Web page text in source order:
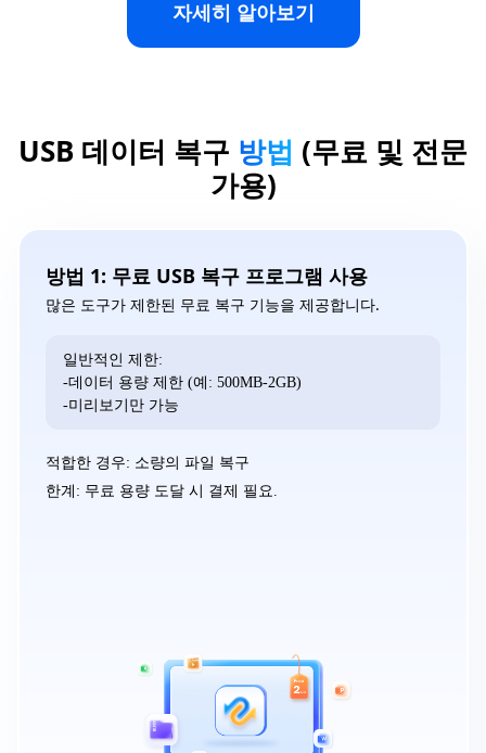
자세히 알아보기
USB 데이터 복구 방법 (무료 및 전문
가용)
방법 1: 무료 USB 복구 프로그램 사용
많은 도구가 제한된 무료 복구 기능을 제공합니다.
일반적인 제한:
-데이터 용량 제한 (예: 500MB-2GB)
-미리보기만 가능
적합한 경우: 소량의 파일 복구
한계: 무료 용량 도달 시 결제 필요.